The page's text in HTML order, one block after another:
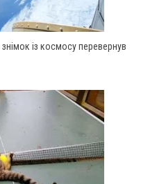
із космосу перевернув